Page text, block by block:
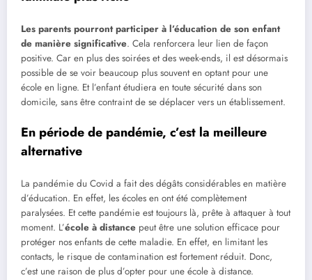
Les parents pourront participer à l’éducation de son enfant
de manière significative. Cela renforcera leur lien de façon
positive. Car en plus des soirées et des week-ends, il est désormais
possible de se voir beaucoup plus souvent en optant pour une
école en ligne. Et l’enfant étudiera en toute sécurité dans son
domicile, sans être contraint de se déplacer vers un établissement.
En période de pandémie, c’est la meilleure
alternative
La pandémie du Covid a fait des dégâts considérables en matière
d’éducation. En effet, les écoles en ont été complètement
paralysées. Et cette pandémie est toujours là, prête à attaquer à tout
moment. L’école à distance peut être une solution efficace pour
protéger nos enfants de cette maladie. En effet, en limitant les
contacts, le risque de contamination est fortement réduit. Donc,
c’est une raison de plus d’opter pour une école à distance.